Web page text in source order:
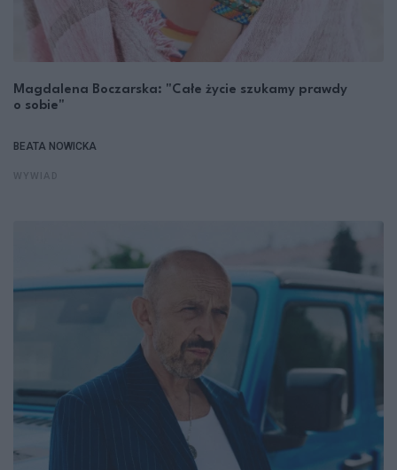
Magdalena Boczarska: "Całe życie szukamy prawdy
o sobie"
BEATA NOWICKA